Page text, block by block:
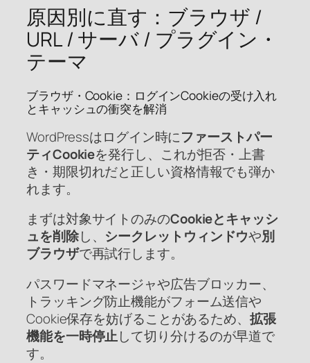
原因別に直す：ブラウザ /
URL / サーバ / プラグイン・
テーマ
ブラウザ・Cookie：ログインCookieの受け入れ
とキャッシュの衝突を解消
WordPressはログイン時にファーストパー
ティCookieを発行し、これが拒否・上書
き・期限切れだと正しい資格情報でも弾か
れます。
まずは対象サイトのみのCookieとキャッシ
ュを削除し、 シークレットウィンドウや別
ブラウザで再試行します。
パスワードマネージャや広告ブロッカー、
トラッキング防止機能がフォーム送信や
Cookie保存を妨げることがあるため、 拡張
機能を一時停止して切り分けるのが早道で
す。